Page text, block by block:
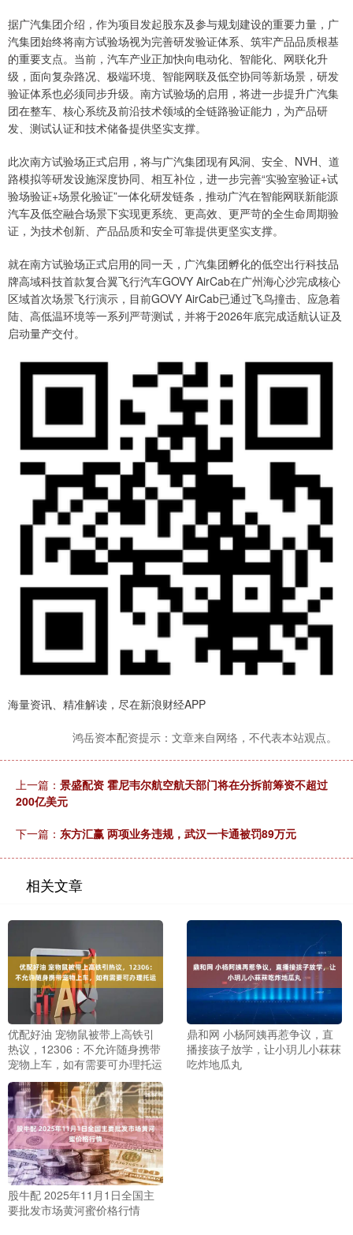
据广汽集团介绍，作为项目发起股东及参与规划建设的重要力量，广
汽集团始终将南方试验场视为完善研发验证体系、筑牢产品品质根基
的重要支点。当前，汽车产业正加快向电动化、智能化、网联化升
级，面向复杂路况、极端环境、智能网联及低空协同等新场景，研发
验证体系也必须同步升级。南方试验场的启用，将进一步提升广汽集
团在整车、核心系统及前沿技术领域的全链路验证能力，为产品研
发、测试认证和技术储备提供坚实支撑。
此次南方试验场正式启用，将与广汽集团现有风洞、安全、NVH、道
路模拟等研发设施深度协同、相互补位，进一步完善“实验室验证+试
验场验证+场景化验证”一体化研发链条，推动广汽在智能网联新能源
汽车及低空融合场景下实现更系统、更高效、更严苛的全生命周期验
证，为技术创新、产品品质和安全可靠提供更坚实支撑。
就在南方试验场正式启用的同一天，广汽集团孵化的低空出行科技品
牌高域科技首款复合翼飞行汽车GOVY AirCab在广州海心沙完成核心
区域首次场景飞行演示，目前GOVY AirCab已通过飞鸟撞击、应急着
陆、高低温环境等一系列严苛测试，并将于2026年底完成适航认证及
启动量产交付。
海量资讯、精准解读，尽在新浪财经APP
鸿岳资本配资提示：文章来自网络，不代表本站观点。
上一篇： 景盛配资 霍尼韦尔航空航天部门将在分拆前筹资不超过
200亿美元
下一篇： 东方汇赢 两项业务违规，武汉一卡通被罚89万元
相关文章
优配好油 宠物鼠被带上高铁引
热议，12306：不允许随身携带
宠物上车，如有需要可办理托运
鼎和网 小杨阿姨再惹争议，直
播接孩子放学，让小玥儿小菻菻
吃炸地瓜丸
股牛配 2025年11月1日全国主
要批发市场黄河蜜价格行情